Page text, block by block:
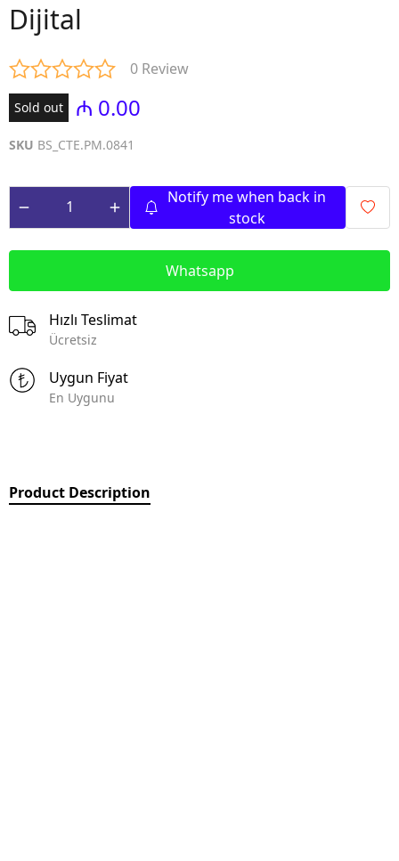
Dijital
0 Review
Sold out ₼ 0.00
SKU BS_CTE.PM.0841
Notify me when back in
stock
Whatsapp
Hızlı Teslimat
Ücretsiz
Uygun Fiyat
En Uygunu
Product Description